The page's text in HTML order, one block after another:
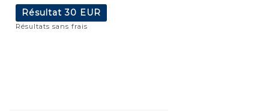
Résultat30 EUR
Résultats sans frais